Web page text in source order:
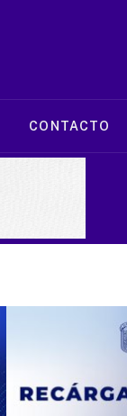
CONTACTO